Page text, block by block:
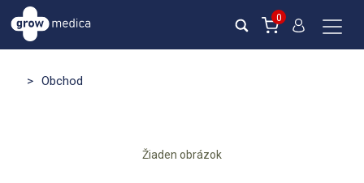
0
> Obchod
Žiaden obrázok